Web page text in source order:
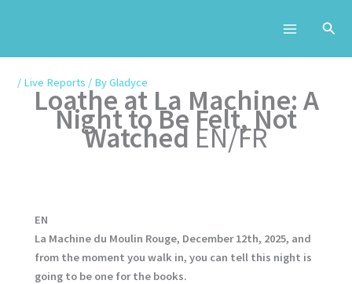
/ Live Reports / ByGladyce
Loathe at La Machine: A
Night to Be Felt, Not
Watched EN/FR
EN
La Machine du Moulin Rouge, December 12th, 2025, and
from the moment you walk in, you can tell this night is
going to be one for the books.